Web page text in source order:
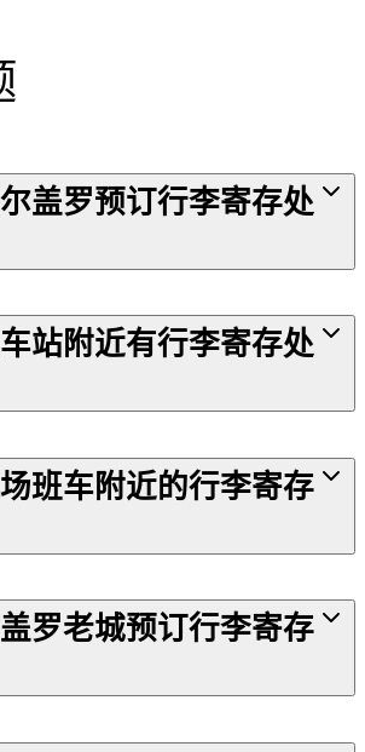
盖罗预订行李寄存处
站附近有行李寄存处
班车附近的行李寄存
罗老城预订行李寄存